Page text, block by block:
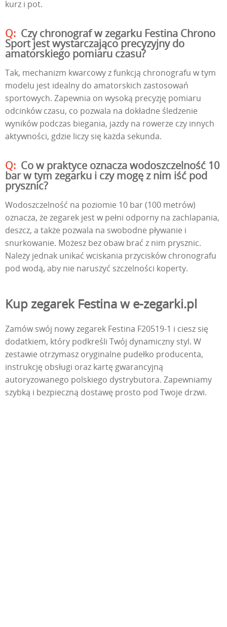
kurz i pot.
Czy chronograf w zegarku Festina Chrono
Sport jest wystarczająco precyzyjny do
amatorskiego pomiaru czasu?
Tak, mechanizm kwarcowy z funkcją chronografu w tym
modelu jest idealny do amatorskich zastosowań
sportowych. Zapewnia on wysoką precyzję pomiaru
odcinków czasu, co pozwala na dokładne śledzenie
wyników podczas biegania, jazdy na rowerze czy innych
aktywności, gdzie liczy się każda sekunda.
Co w praktyce oznacza wodoszczelność 10
bar w tym zegarku i czy mogę z nim iść pod
prysznic?
Wodoszczelność na poziomie 10 bar (100 metrów)
oznacza, że zegarek jest w pełni odporny na zachlapania,
deszcz, a także pozwala na swobodne pływanie i
snurkowanie. Możesz bez obaw brać z nim prysznic.
Należy jednak unikać wciskania przycisków chronografu
pod wodą, aby nie naruszyć szczelności koperty.
Kup zegarek Festina w e-zegarki.pl
Zamów swój nowy zegarek Festina F20519-1 i ciesz się
dodatkiem, który podkreśli Twój dynamiczny styl. W
zestawie otrzymasz oryginalne pudełko producenta,
instrukcję obsługi oraz kartę gwarancyjną
autoryzowanego polskiego dystrybutora. Zapewniamy
szybką i bezpieczną dostawę prosto pod Twoje drzwi.